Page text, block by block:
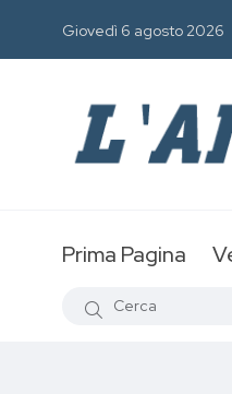
Giovedì 6 agosto 2026
Prima Pagina